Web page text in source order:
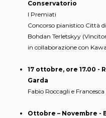
Conservatorio
I Premiati
Concorso pianistico Città
Bohdan Terletskyy
in collaborazione con
17 ottobre, ore 17.00 -
Garda
Fabio Roccagli e
Ottobre – Novembre -